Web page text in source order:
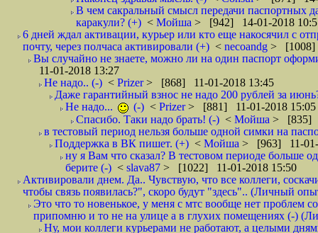
В чем сакральный смысл передачи паспортных
каракули? (+) < Мойша > [942] 14-01-2018
6 дней ждал активации, курьер или кто еще накосячил с
почту, через полчаса активировали (+) < necoandg > [1008]
Вы случайно не знаете, можно ли на один паспорт
11-01-2018 13:27
Не надо.. (-) < Prizer> [868] 11-01-2018 13:45
Даже гарантийный взнос не надо 200 рублей за
Не надо...
(-) < Prizer> [881] 11-01-2018 15:05
Спасибо. Таки надо брать! (-) < Мойша > [835]
в тестовый период нельзя больше одной симки на
Поддержка в ВК пишет. (+) < Мойша > [963] 11-01-
ну я Вам что сказал? В тестовом периоде больше
берите (-) < slava87 > [1022] 11-01-2018 15:50
Активировали днем. Да.. Чувствую, что все коллеги,
чтобы связь появилась?", скоро будут "здесь".. (Личный
Это что то новенькое, у меня с мтс вообще нет проблем
припомню и то не на улице а в глухих помещениях (-)
Ну, мои коллеги курьерами не работают, а целыми